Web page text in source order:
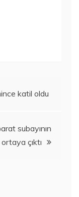
katil oldu
subayının
çıktı